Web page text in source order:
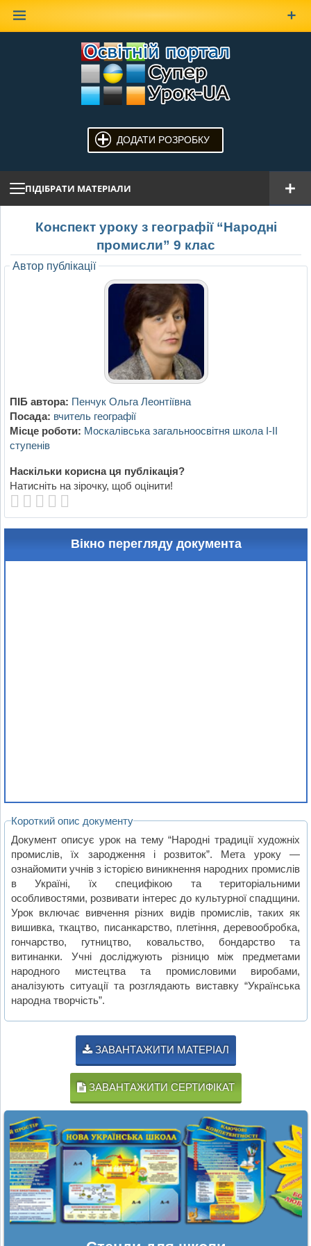
ДОДАТИ РОЗРОБКУ
ПІДІБРАТИ МАТЕРІАЛИ
Конспект уроку з географії “Народні
промисли” 9 клас
Автор публікації
ПІБ автора: Пенчук Ольга Леонтіївна
Посада: вчитель географії
Місце роботи: Москалівська загальноосвітня школа І-ІІ
ступенів
Наскільки корисна ця публікація?
Натисніть на зірочку, щоб оцінити!
Вікно перегляду документа
Короткий опис документу
Документ описує урок на тему “Народні традиції художніх
промислів, їх зародження і розвиток”. Мета уроку —
ознайомити учнів з історією виникнення народних промислів
в Україні, їх специфікою та територіальними
особливостями, розвивати інтерес до культурної спадщини.
Урок включає вивчення різних видів промислів, таких як
вишивка, ткацтво, писанкарство, плетіння, деревообробка,
гончарство, гутництво, ковальство, бондарство та
витинанки. Учні досліджують різницю між предметами
народного мистецтва та промисловими виробами,
аналізують ситуації та розглядають виставку “Українська
народна творчість”.
ЗАВАНТАЖИТИ МАТЕРІАЛ
ЗАВАНТАЖИТИ СЕРТИФІКАТ